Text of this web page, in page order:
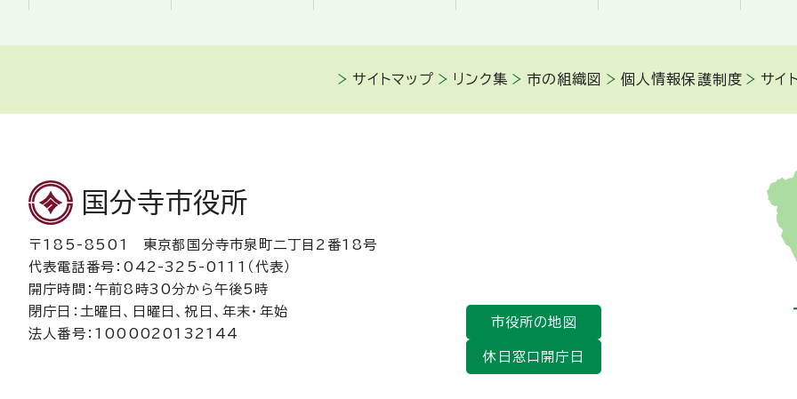
サイトマップ リンク集 市の組織図 個人情報保護制度 サイ
国分寺市役所
〒185-8501 東京都国分寺市泉町二丁目2番18号
代表電話番号：042-325-0111（代表）
開庁時間：午前8時30分から午後5時
閉庁日：土曜日、日曜日、祝日、年末・年始
法人番号：1000020132144
市役所の地図
休日窓口開庁日